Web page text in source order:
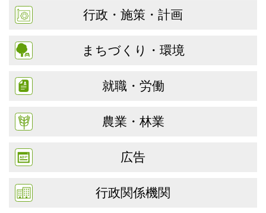
行政・施策・計画
まちづくり・環境
就職・労働
農業・林業
広告
行政関係機関